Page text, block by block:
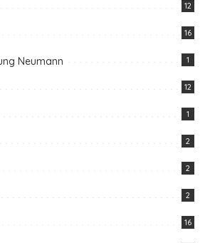
12
16
Neumann 1
12
1
2
2
2
16